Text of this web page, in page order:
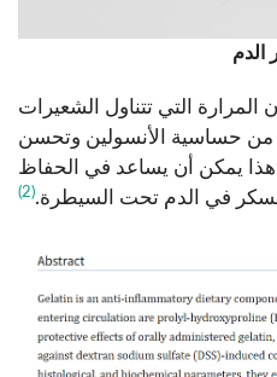
الدم
التي تتناول الشعيرات
من حساسية الأنسولين وتحسن
هذا يمكن أن يساعد في الحفاظ
في الدم تحت السيطرة.(2)